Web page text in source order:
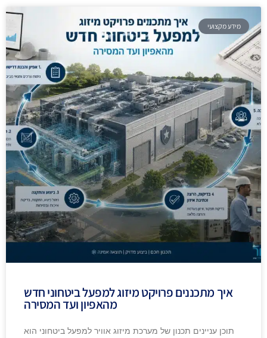
מידע מקצועי
איך מתכננים פרויקט מיזוג למפעל ביטחוני חדש
מהאפיון ועד המסירה
תוכן עניינים תכנון של מערכת מיזוג אוויר למפעל ביטחוני הוא